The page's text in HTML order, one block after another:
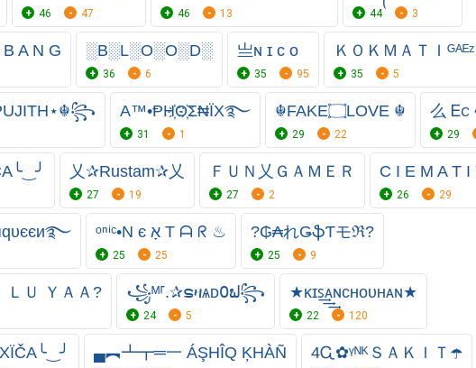
46 47 46 13 44 3
A N G ░B░L░O░O░D░
36 6
亗ɴ ɪ ᴄ ᴏ
35 95
ＫＯＫＭＡＴＩᴳᴬᴱᶻ
35 5
A™•ⱣH҉O҉Σ₦ЇX࿐
31 1
☬FAKE۝LOVE ☬
29 22
么 Ꭼꮯ
29
乂✰Rustam✰乂
27 19
ＦＵＮ乂ＧＡＭＥＲ
27 2
C I E M A T I
26 29
ᵒⁿⁱᶜ•N є אָ T ᗩ ᖇ ♨
25 25
?₲₳れǤֆƬモℜ?
25 9
ＬＵ ＹＡＡ? ꧁ᴹ⸢.✰ຣዛѧᴅ߀ຟ꧂
24 5
★ᴋɪꜱ͢͢͢ᴀɴᴄʜᴏᴜʜᴀɴ★
22 120
▄︻┻┳═一 ÁŞHÎQ ĶHÀÑ 4Ꮹ✿ᵞᴺᴷＳＡＫＩＴ☂️